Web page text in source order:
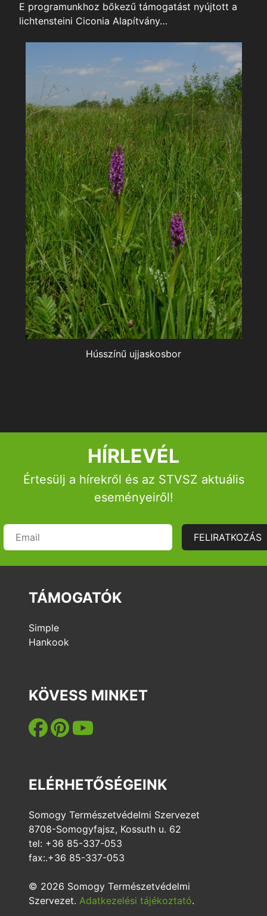
és
E programunkhoz bőkezű támogatást nyújtott a
lichtensteini Ciconia Alapítvány…
Hússzínű ujjaskosbor
HÍRLEVÉL
Értesülj a hírekről és az STVSZ aktuális
eseményeiről!
FELIRATKOZÁS
TÁMOGATÓK
Simple
Hankook
KÖVESS MINKET
ELÉRHETŐSÉGEINK
Somogy Természetvédelmi Szervezet
8708-Somogyfajsz, Kossuth u. 62
tel: +36 85-337-053
fax:.+36 85-337-053
© 2026 Somogy Természetvédelmi
Szervezet. Adatkezelési tájékoztató.